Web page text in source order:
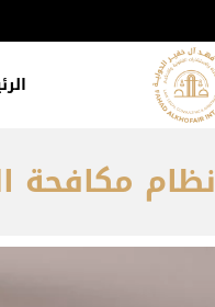
نظام مكافحة